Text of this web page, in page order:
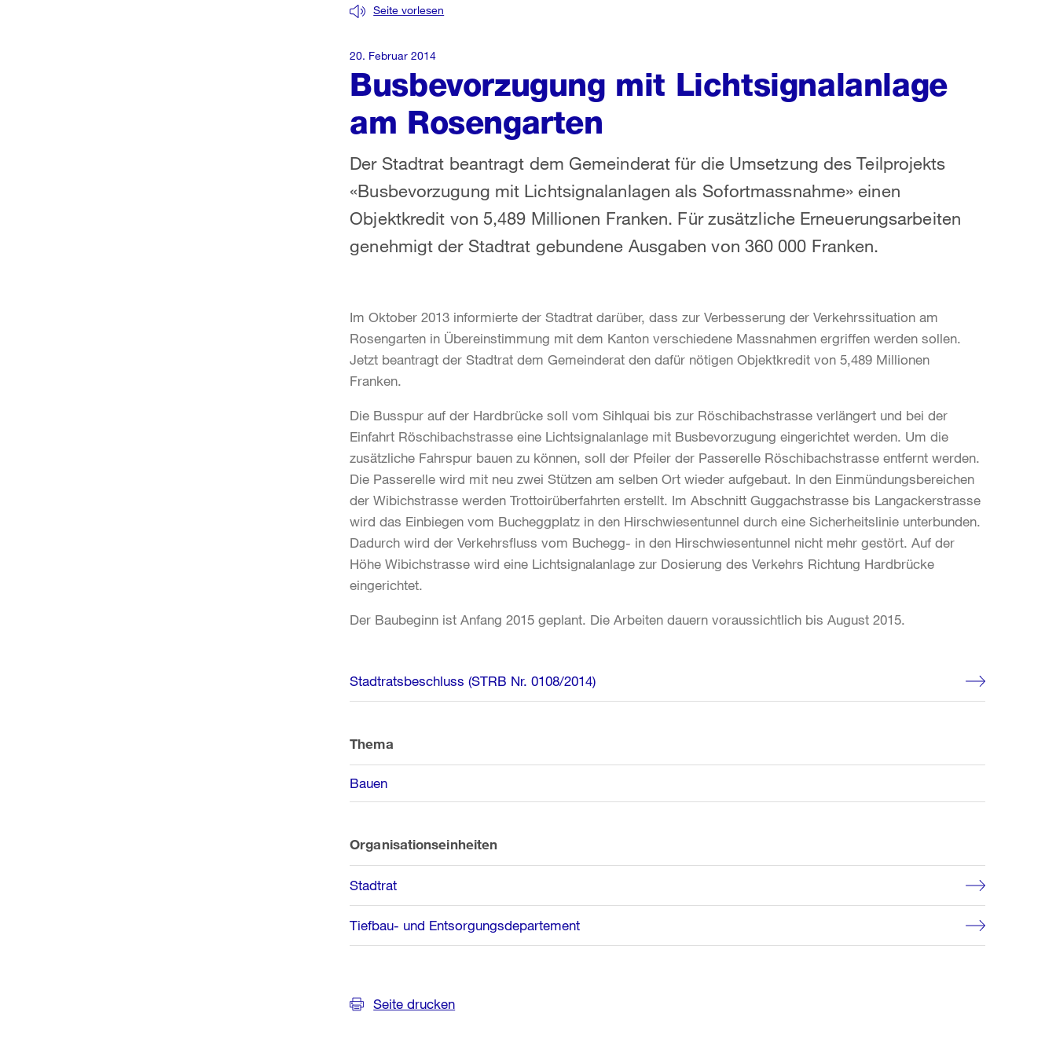
Busbevorzugung mit Lichtsignalanlage
am Rosengarten
Seite vorlesen
Der Stadtrat beantragt dem Gemeinderat für die Umsetzung des Teilprojekts
«Busbevorzugung mit Lichtsignalanlagen als Sofortmassnahme» einen
Objektkredit von 5,489 Millionen Franken. Für zusätzliche Erneuerungsarbeiten
genehmigt der Stadtrat gebundene Ausgaben von 360 000 Franken.
20. Februar 2014
Im Oktober 2013 informierte der Stadtrat darüber, dass zur Verbesserung der Verkehrssituation am
Rosengarten in Übereinstimmung mit dem Kanton verschiedene Massnahmen ergriffen werden sollen.
Jetzt beantragt der Stadtrat dem Gemeinderat den dafür nötigen Objektkredit von 5,489 Millionen
Franken.
Die Busspur auf der Hardbrücke soll vom Sihlquai bis zur Röschibachstrasse verlängert und bei der
Einfahrt Röschibachstrasse eine Lichtsignalanlage mit Busbevorzugung eingerichtet werden. Um die
zusätzliche Fahrspur bauen zu können, soll der Pfeiler der Passerelle Röschibachstrasse entfernt werden.
Die Passerelle wird mit neu zwei Stützen am selben Ort wieder aufgebaut. In den Einmündungsbereichen
der Wibichstrasse werden Trottoirüberfahrten erstellt. Im Abschnitt Guggachstrasse bis Langackerstrasse
wird das Einbiegen vom Bucheggplatz in den Hirschwiesentunnel durch eine Sicherheitslinie unterbunden.
Dadurch wird der Verkehrsfluss vom Buchegg- in den Hirschwiesentunnel nicht mehr gestört. Auf der
Höhe Wibichstrasse wird eine Lichtsignalanlage zur Dosierung des Verkehrs Richtung Hardbrücke
eingerichtet.
Der Baubeginn ist Anfang 2015 geplant. Die Arbeiten dauern voraussichtlich bis August 2015.
Weitere
Informationen
Stadtratsbeschluss (STRB Nr. 0108/2014)
Thema
Bauen
Organisationseinheiten
Stadtrat
Tiefbau- und Entsorgungsdepartement
Seite drucken